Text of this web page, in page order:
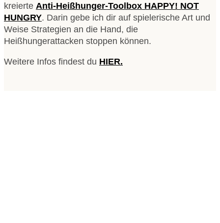
kreierte Anti-Heißhunger-Toolbox HAPPY! NOT
HUNGRY. Darin gebe ich dir auf spielerische Art und
Weise Strategien an die Hand, die
Heißhungerattacken stoppen können.
Weitere Infos findest du HIER.